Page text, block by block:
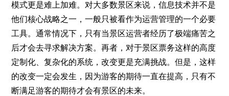
模式更是难上加难。对大多数景区来说，信息技术并不是
他们核心战略之一，一般只被看作为运营管理的一个必要
工具。通常情况下，只有当景区运营者经历了极端痛苦之
后才会去寻求解决方案。再者，对于景区票务这样的高度
定制化、复杂化的系统，改变更是充满挑战。但是，这样
的改变一定会发生，因为游客的期待一直在提高，只有不
断满足游客的期待才会有景区的未来。